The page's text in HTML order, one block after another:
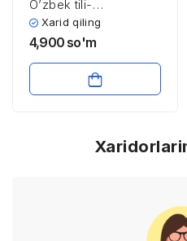
O’zbеk tili-
O’zbеkistоn
Rеspublikаsining
Xarid qiling
4,900 so'm